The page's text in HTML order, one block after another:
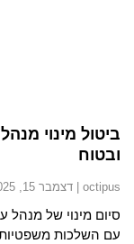
ביטול מינוי
ובטוח
octipus דצמבר 15, 2025
סיום מינוי של מנהל
עם השלכות